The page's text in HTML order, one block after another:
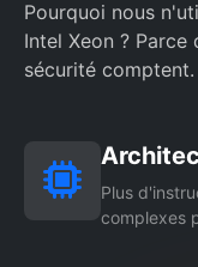
Pourquoi nous
Intel Xeon ?
sécurité comptent.
Plus
complexes